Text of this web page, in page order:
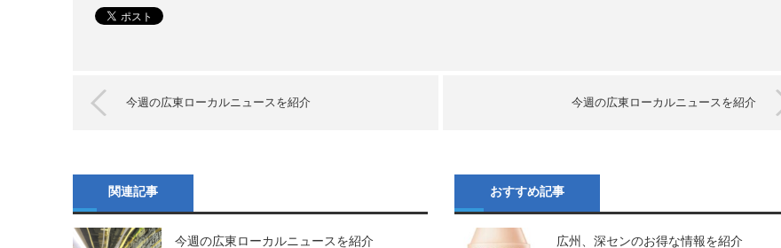
今週の広東ローカルニュースを紹介 今週の広東ローカルニュースを紹介
関連記事
今週の広東ローカルニュースを紹介
おすすめ記事
広州、深センのお得な情報を紹介